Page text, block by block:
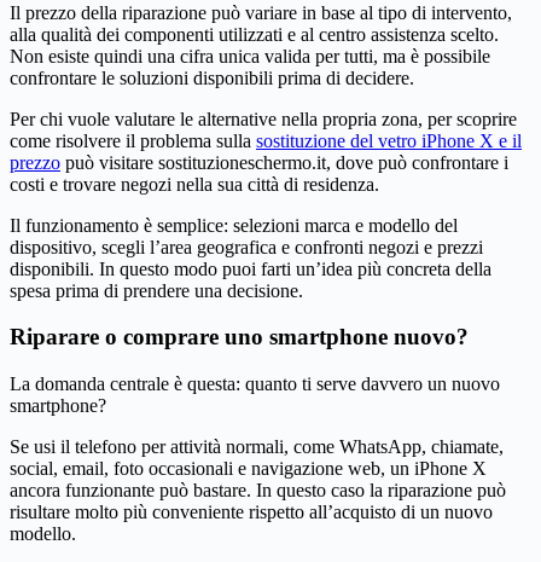
Il prezzo della riparazione può variare in base al tipo di intervento,
alla qualità dei componenti utilizzati e al centro assistenza scelto.
Non esiste quindi una cifra unica valida per tutti, ma è possibile
confrontare le soluzioni disponibili prima di decidere.
Per chi vuole valutare le alternative nella propria zona, per scoprire
come risolvere il problema sulla sostituzione del vetro iPhone X e il
prezzo può visitare sostituzioneschermo.it, dove può confrontare i
costi e trovare negozi nella sua città di residenza.
Il funzionamento è semplice: selezioni marca e modello del
dispositivo, scegli l’area geografica e confronti negozi e prezzi
disponibili. In questo modo puoi farti un’idea più concreta della
spesa prima di prendere una decisione.
Riparare o comprare uno smartphone nuovo?
La domanda centrale è questa: quanto ti serve davvero un nuovo
smartphone?
Se usi il telefono per attività normali, come WhatsApp, chiamate,
social, email, foto occasionali e navigazione web, un iPhone X
ancora funzionante può bastare. In questo caso la riparazione può
risultare molto più conveniente rispetto all’acquisto di un nuovo
modello.